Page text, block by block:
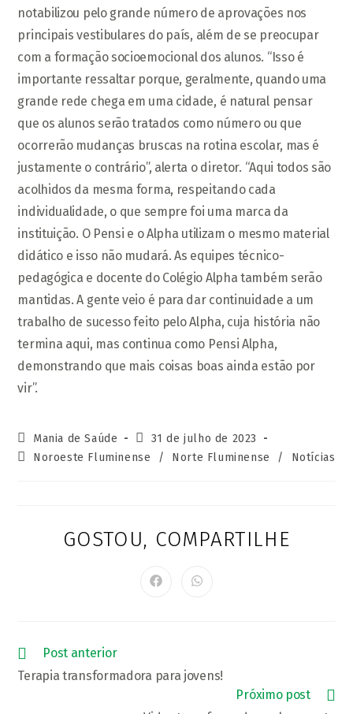
notabilizou pelo grande número de aprovações nos
principais vestibulares do país, além de se preocupar
com a formação socioemocional dos alunos. “Isso é
importante ressaltar porque, geralmente, quando uma
grande rede chega em uma cidade, é natural pensar
que os alunos serão tratados como número ou que
ocorrerão mudanças bruscas na rotina escolar, mas é
justamente o contrário”, alerta o diretor. “Aqui todos são
acolhidos da mesma forma, respeitando cada
individualidade, o que sempre foi uma marca da
instituição. O Pensi e o Alpha utilizam o mesmo material
didático e isso não mudará. As equipes técnico-
pedagógica e docente do Colégio Alpha também serão
mantidas. A gente veio é para dar continuidade a um
trabalho de sucesso feito pelo Alpha, cuja história não
termina aqui, mas continua como Pensi Alpha,
demonstrando que mais coisas boas ainda estão por
vir”.
Autor
do
Mania de Saúde
Post
publicado:
31 de julho de 2023
Categoria
Noroeste Fluminense / Norte Fluminense / Notícias
GOSTOU, COMPARTILHEESTE
Abre
Abre
Leia
artigos
Post anterior
Terapia transformadora para jovens!
Próximo post